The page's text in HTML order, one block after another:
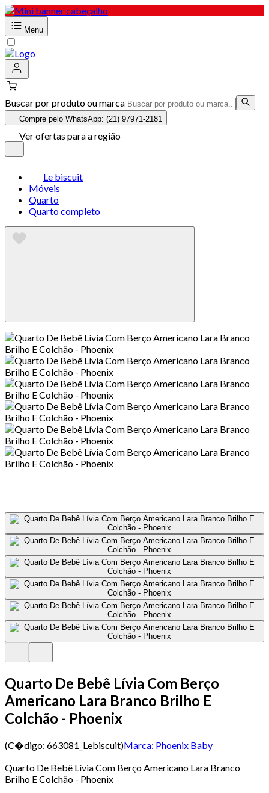
Menu
Buscar por produto ou marca
Compre pelo WhatsApp: (21) 97971-2181
Ver ofertas para a região
Le biscuit
Móveis
Quarto
Quarto completo
Quarto De Bebê Lívia Com Berço
Americano Lara Branco Brilho E
Colchão - Phoenix
(C�digo: 663081_Lebiscuit)Marca: Phoenix Baby
Quarto De Bebê Lívia Com Berço Americano Lara Branco
Brilho E Colchão - Phoenix